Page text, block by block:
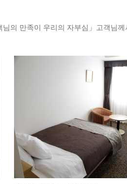
의 만족이 우리의 자부심」고객님